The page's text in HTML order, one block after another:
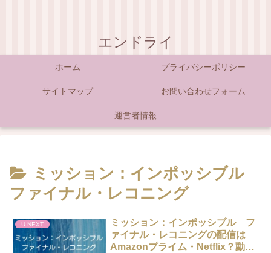
エンドライ
ホーム プライバシーポリシー
サイトマップ お問い合わせフォーム
運営者情報
ミッション：インポッシブル
ファイナル・レコニング
U-NEXT
ミッション：インポッシブル フ
ァイナル・レコニングの配信は
Amazonプライム・Netflix？動画